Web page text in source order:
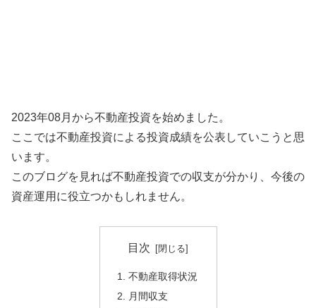
2023年08月から不動産投資を始めました。
ここでは不動産投資による投資成績を公表していこうと思
います。
このブログを見れば不動産投資での収支が分かり、今後の
資産運用に役立つかもしれません。
目次
不動産取得状況
月間収支